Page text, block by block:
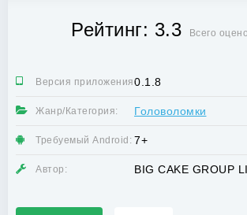
Рейтинг: 3.3 Всего
Версия приложения:0.1.8
Жанр/Категория: Головоломки
Требуемый Android: 7+
Автор: BIG CAKE GROUP